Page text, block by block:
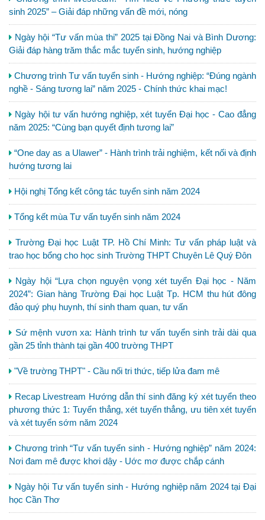
sinh 2025” – Giải đáp những vấn đề mới, nóng
Ngày hội “Tư vấn mùa thi” 2025 tại Đồng Nai và Bình Dương:
Giải đáp hàng trăm thắc mắc tuyển sinh, hướng nghiệp
Chương trình Tư vấn tuyển sinh - Hướng nghiệp: “Đúng ngành
nghề - Sáng tương lai” năm 2025 - Chính thức khai mạc!
Ngày hội tư vấn hướng nghiệp, xét tuyển Đại học - Cao đẳng
năm 2025: “Cùng bạn quyết định tương lai”
“One day as a Ulawer” - Hành trình trải nghiệm, kết nối và định
hướng tương lai
Hội nghị Tổng kết công tác tuyển sinh năm 2024
Tổng kết mùa Tư vấn tuyển sinh năm 2024
Trường Đại học Luật TP. Hồ Chí Minh: Tư vấn pháp luật và
trao học bổng cho học sinh Trường THPT Chuyên Lê Quý Đôn
Ngày hội “Lựa chọn nguyện vọng xét tuyển Đại học - Năm
2024”: Gian hàng Trường Đại học Luật Tp. HCM thu hút đông
đảo quý phụ huynh, thí sinh tham quan, tư vấn
Sứ mệnh vươn xa: Hành trình tư vấn tuyển sinh trải dài qua
gần 25 tỉnh thành tại gần 400 trường THPT
"Về trường THPT" - Cầu nối tri thức, tiếp lửa đam mê
Recap Livestream Hướng dẫn thí sinh đăng ký xét tuyển theo
phương thức 1: Tuyển thẳng, xét tuyển thẳng, ưu tiên xét tuyển
và xét tuyển sớm năm 2024
Chương trình “Tư vấn tuyển sinh - Hướng nghiệp” năm 2024:
Nơi đam mê được khơi dậy - Uớc mơ được chắp cánh
Ngày hội Tư vấn tuyển sinh - Hướng nghiệp năm 2024 tại Đại
học Cần Thơ